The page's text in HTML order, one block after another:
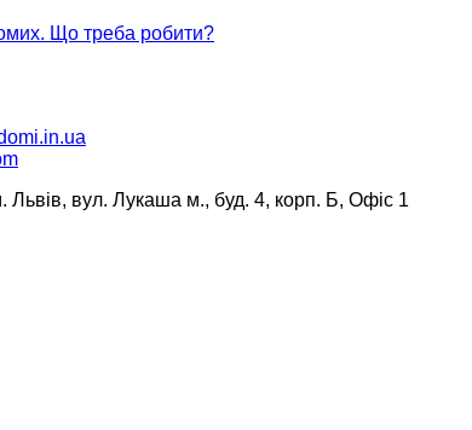
Що треба робити?
Львів, вул. Лукаша м., буд. 4, корп. Б, Офіс 1